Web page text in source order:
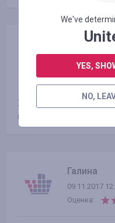
Андрій
Оценка:
Хороший магазин. И
пришлось ждать чуть
Галина
09.11.2017
Оценка:
We've
YES,
NO,